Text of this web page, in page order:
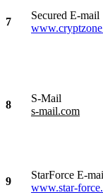
7
Secured E-mail
8
S-Mail
s-mail.com
9
StarForce E-
www.star-